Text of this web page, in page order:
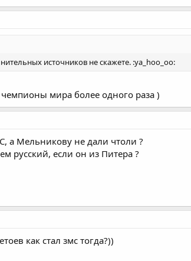
источников не скажете. :ya_hoo_oo:
мира более одного раза )
а Мельникову не дали чтоли ?
русский, если он из Питера ?
как стал змс тогда?))